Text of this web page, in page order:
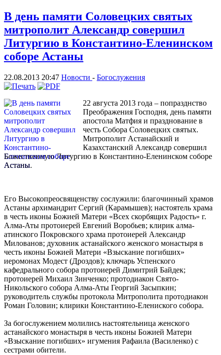
В день памяти Соловецких святых
митрополит Александр совершил
Литургию в Константино-Еленинском
соборе Астаны
22.08.2013 20:47 Новости - Богослужения
22 августа 2013 года – попразднство
Преображения Господня, день памяти
апостола Матфия и празднование в
честь Собора Соловецких святых.
Митрополит Астанайский и
Казахстанский Александр совершил
Божественную Литургию в Константино-Еленинском соборе
Астаны.
Его Высокопреосвященству сослужили: благочинный храмов
Астаны архимандрит Сергий (Карамышев); настоятель храма
в честь иконы Божией Матери «Всех скорбящих Радость» г.
Алма-Аты протоиерей Евгений Воробьев; клирик алма-
атинского Покровского храма протоиерей Александр
Милованов; духовник астанайского женского монастыря в
честь иконы Божией Матери «Взыскание погибших»
иеромонах Модест (Дроздов); ключарь Успенского
кафедрального собора протоиерей Димитрий Байдек;
протоиерей Михаил Зинченко; протодиакон Свято-
Никольского собора Алма-Аты Георгий Засыпкин;
руководитель службы протокола Митрополита протодиакон
Роман Головин; клирики Константино-Елениского собора.
За богослужением молились настоятельница женского
астанайского монастыря в честь иконы Божией Матери
«Взыскание погибших» игумения Рафаила (Василенко) с
сестрами обители.